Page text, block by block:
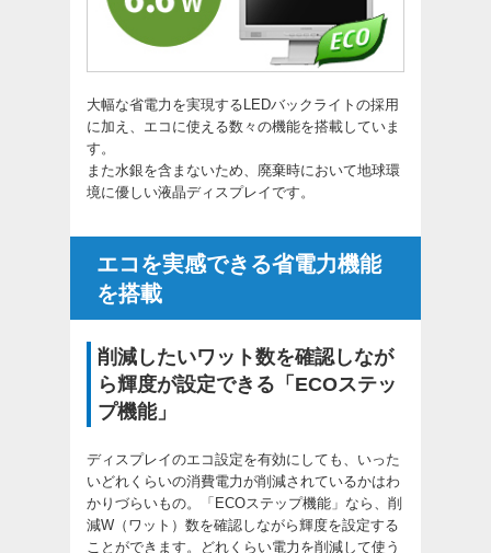
大幅な省電力を実現するLEDバックライトの採用
に加え、エコに使える数々の機能を搭載していま
す。
また水銀を含まないため、廃棄時において地球環
境に優しい液晶ディスプレイです。
エコを実感できる省電力機能
を搭載
削減したいワット数を確認しなが
ら輝度が設定できる「ECOステッ
プ機能」
ディスプレイのエコ設定を有効にしても、いった
いどれくらいの消費電力が削減されているかはわ
かりづらいもの。「ECOステップ機能」なら、削
減W（ワット）数を確認しながら輝度を設定する
ことができます。どれくらい電力を削減して使う